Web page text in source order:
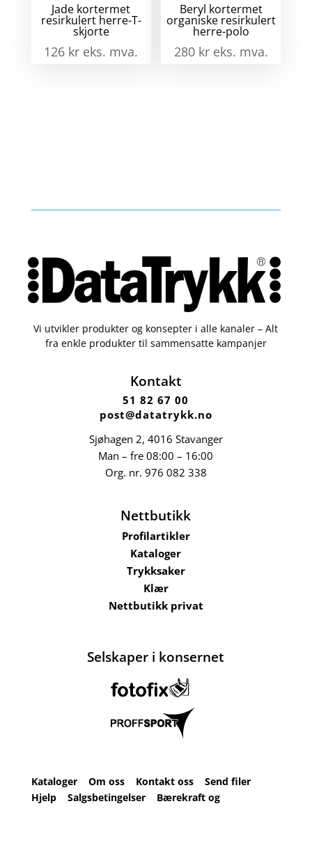
Jade kortermet
resirkulert herre-T-
skjorte
126 kr eks. mva.
Beryl kortermet
organiske resirkulert
herre-polo
280 kr eks. mva.
Vi utvikler produkter og konsepter i alle kanaler – Alt
fra enkle produkter til sammensatte kampanjer
Kontakt
51 82 67 00
post@datatrykk.no
Sjøhagen 2, 4016 Stavanger
Man – fre 08:00 – 16:00
Org. nr. 976 082 338
Nettbutikk
Profilartikler
Kataloger
Trykksaker
Klær
Nettbutikk privat
Selskaper i konsernet
Kataloger Om oss Kontakt oss
Send filer
Hjelp Salgsbetingelser
Bærekraft og